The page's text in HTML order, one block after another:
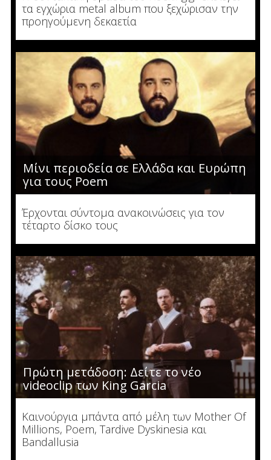
τα εγχώρια metal album που ξεχώρισαν την
προηγούμενη δεκαετία
Μίνι περιοδεία σε Ελλάδα και Ευρώπη
για τους Poem
Έρχονται σύντομα ανακοινώσεις για τον
τέταρτο δίσκο τους
Πρώτη μετάδοση: Δείτε το νέο
videoclip των King Garcia
Καινούργια μπάντα από μέλη των Mother Of
Millions, Poem, Tardive Dyskinesia και
Bandallusia